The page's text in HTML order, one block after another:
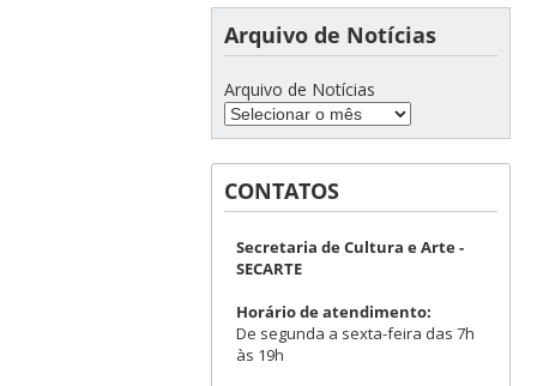
Arquivo de Notícias
Arquivo de Notícias
CONTATOS
Secretaria de Cultura e Arte -
SECARTE
Horário de atendimento:
De segunda a sexta-feira das 7h
às 19h